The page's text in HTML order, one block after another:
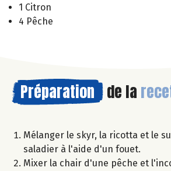
1 Citron
4 Pêche
Préparation de la
Mélanger le skyr, la ricotta et le
saladier à l'aide d'un fouet.
Mixer la chair d'une pêche et